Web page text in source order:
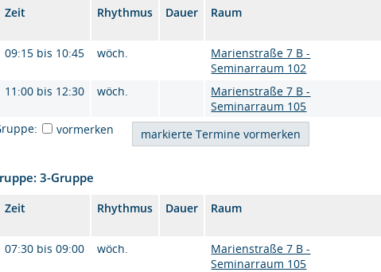
Zeit Rhythmus Dauer Raum
09:15 bis 10:45 wöch.
Marienstraße 7 B -
Seminarraum 102
11:00 bis 12:30 wöch.
Marienstraße 7 B -
Seminarraum 105
vormerken
3-Gruppe
Zeit Rhythmus Dauer Raum
07:30 bis 09:00 wöch.
Marienstraße 7 B -
Seminarraum 105